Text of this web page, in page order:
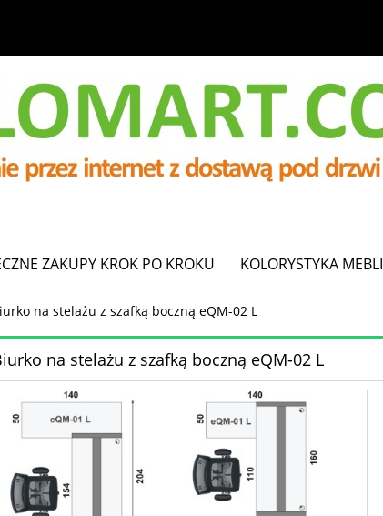
ZAKUPY KROK PO KROKU KOLORYSTYKA MEBLI
na stelażu z szafką boczną eQM-02 L
na stelażu z szafką boczną eQM-02 L